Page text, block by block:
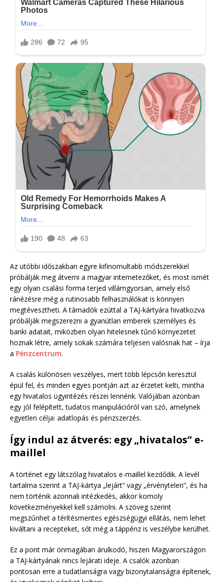
Az utóbbi időszakban egyre kifinomultabb módszerekkel
próbálják meg átverni a magyar internetezőket, és most ismét
egy olyan csalási forma terjed villámgyorsan, amely első
ránézésre még a rutinosabb felhasználókat is könnyen
megtévesztheti. A támadók ezúttal a TAJ-kártyára hivatkozva
próbálják megszerezni a gyanútlan emberek személyes és
banki adatait, miközben olyan hitelesnek tűnő környezetet
hoznak létre, amely sokak számára teljesen valósnak hat – írja
a Pénzcentrum.
A csalás különösen veszélyes, mert több lépcsőn keresztül
épül fel, és minden egyes pontján azt az érzetet kelti, mintha
egy hivatalos ügyintézés részei lennénk. Valójában azonban
egy jól felépített, tudatos manipulációról van szó, amelynek
egyetlen célja: adatlopás és pénzszerzés.
Így indul az átverés: egy „hivatalos” e-
maillel
A történet egy látszólag hivatalos e-maillel kezdődik. A levél
tartalma szerint a TAJ-kártya „lejárt” vagy „érvénytelen”, és ha
nem történik azonnali intézkedés, akkor komoly
következményekkel kell számolni. A szöveg szerint
megszűnhet a térítésmentes egészségügyi ellátás, nem lehet
kiváltani a recepteket, sőt még a táppénz is veszélybe kerülhet.
Ez a pont már önmagában árulkodó, hiszen Magyarországon
a TAJ-kártyának nincs lejárati ideje. A csalók azonban
pontosan erre a tudatlanságra vagy bizonytalanságra építenek,